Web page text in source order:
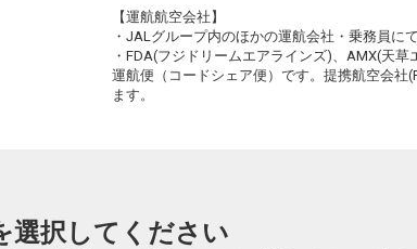
乗継便あり
クラスJを利用する 3
【運航航空会社】
・JALグループ内のほかの運航会社・乗務員に
・FDA(フジドリームエアラインズ)、AMX(天
運航便（コードシェア便）です。提携航空会社
ます。
選択してください